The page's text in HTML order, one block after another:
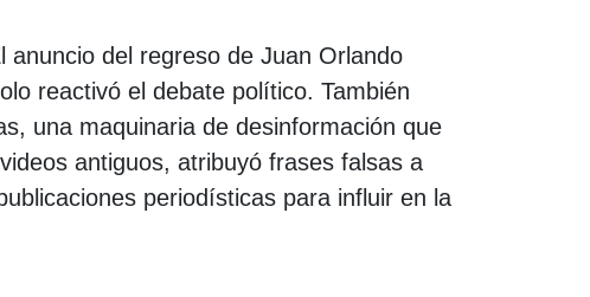
anuncio del regreso de Juan Orlando
reactivó el debate político. También
una maquinaria de desinformación que
antiguos, atribuyó frases falsas a
periodísticas para influir en la